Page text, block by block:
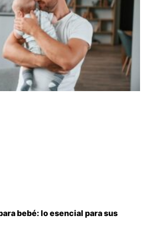
bebé: lo esencial para sus